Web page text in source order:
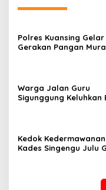
Polres Kuansing Gelar
Gerakan Pangan
Warga Jalan Guru
Sigunggung Keluhkan
Kedok Kedermawanan
Kades Singengu Julu